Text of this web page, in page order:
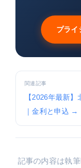
プライ
関連記事
【2026年最新
｜金利と申込 →
記事の内容は執